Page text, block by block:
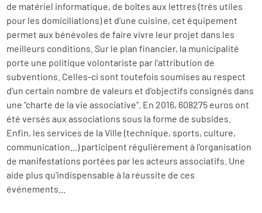
de matériel informatique, de boîtes aux lettres (très utiles
pour les domiciliations) et d'une cuisine, cet équipement
permet aux bénévoles de faire vivre leur projet dans les
meilleurs conditions. Sur le plan financier, la municipalité
porte une politique volontariste par l'attribution de
subventions. Celles-ci sont toutefois soumises au respect
d'un certain nombre de valeurs et d'objectifs consignés dans
une "charte de la vie associative". En 2016, 608275 euros ont
été versés aux associations sous la forme de subsides.
Enfin, les services de la Ville (technique, sports, culture,
communication...) participent régulièrement à l'organisation
de manifestations portées par les acteurs associatifs. Une
aide plus qu'indispensable à la réussite de ces
événements...